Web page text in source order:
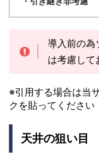
導入前の為
は考慮して
※引用する場合は当
クを貼ってください
天井の狙い目